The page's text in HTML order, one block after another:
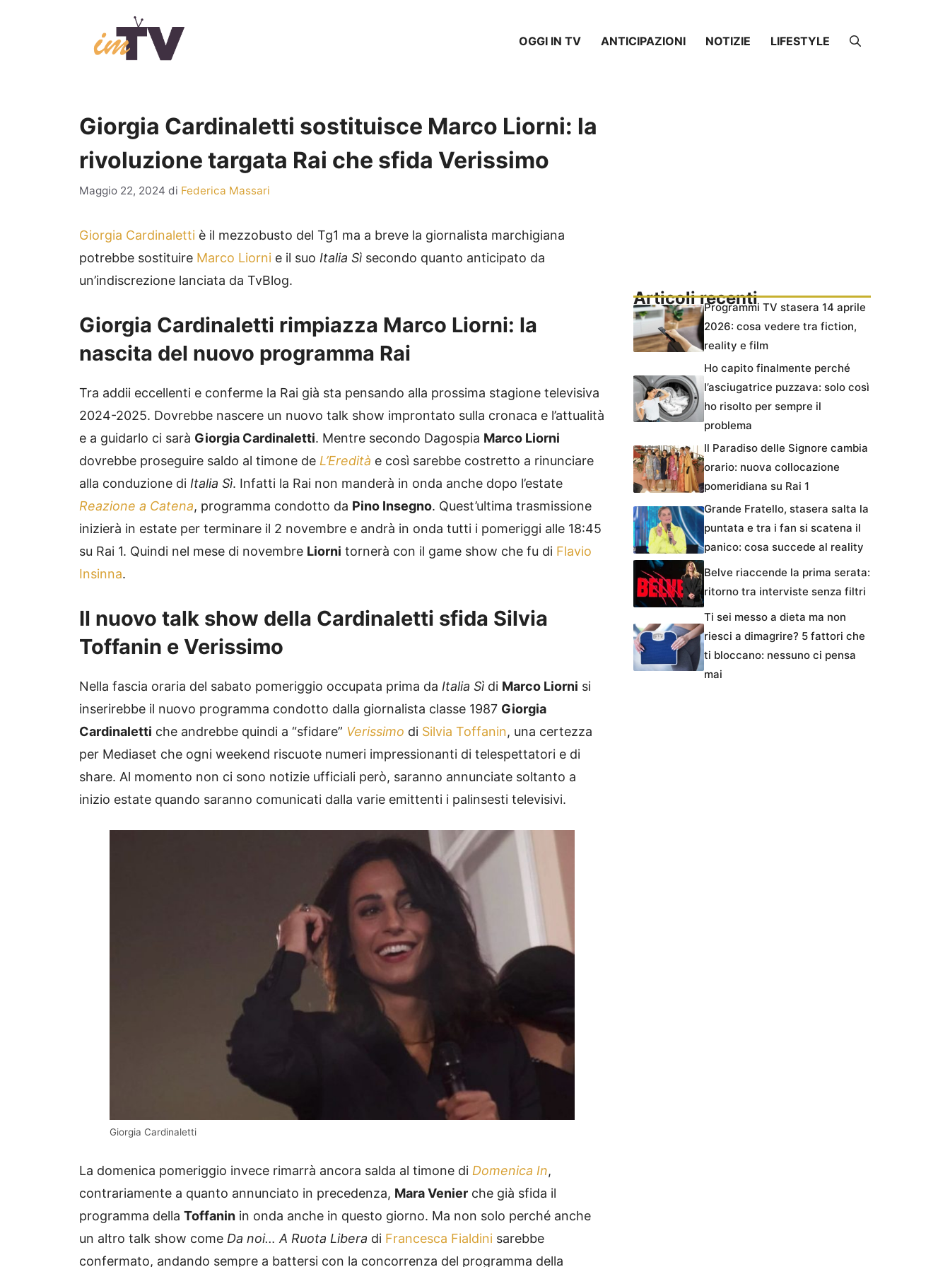
OGGI IN TV ANTICIPAZIONI NOTIZIE LIFESTYLE
Giorgia Cardinaletti sostituisce Marco Liorni: la
rivoluzione targata Rai che sfida Verissimo
Maggio 22, 2024 di Federica Massari
Giorgia Cardinaletti è il mezzobusto del Tg1 ma a breve la giornalista marchigiana
potrebbe sostituire Marco Liorni e il suo Italia Sì secondo quanto anticipato da
un’indiscrezione lanciata da TvBlog.
Giorgia Cardinaletti rimpiazza Marco Liorni: la
nascita del nuovo programma Rai
Tra addii eccellenti e conferme la Rai già sta pensando alla prossima stagione televisiva
2024-2025. Dovrebbe nascere un nuovo talk show improntato sulla cronaca e l’attualità
e a guidarlo ci sarà Giorgia Cardinaletti. Mentre secondo Dagospia Marco Liorni
dovrebbe proseguire saldo al timone de L’Eredità e così sarebbe costretto a rinunciare
alla conduzione di Italia Sì. Infatti la Rai non manderà in onda anche dopo l’estate
Reazione a Catena, programma condotto da Pino Insegno. Quest’ultima trasmissione
inizierà in estate per terminare il 2 novembre e andrà in onda tutti i pomeriggi alle 18:45
su Rai 1. Quindi nel mese di novembre Liorni tornerà con il game show che fu di Flavio
Insinna.
Il nuovo talk show della Cardinaletti sfida Silvia
Toffanin e Verissimo
Nella fascia oraria del sabato pomeriggio occupata prima da Italia Sì di Marco Liorni si
inserirebbe il nuovo programma condotto dalla giornalista classe 1987 Giorgia
Cardinaletti che andrebbe quindi a “sfidare” Verissimo di Silvia Toffanin, una certezza
per Mediaset che ogni weekend riscuote numeri impressionanti di telespettatori e di
share. Al momento non ci sono notizie ufficiali però, saranno annunciate soltanto a
inizio estate quando saranno comunicati dalla varie emittenti i palinsesti televisivi.
Giorgia Cardinaletti
La domenica pomeriggio invece rimarrà ancora salda al timone di Domenica In,
contrariamente a quanto annunciato in precedenza, Mara Venier che già sfida il
programma della Toffanin in onda anche in questo giorno. Ma non solo perché anche
un altro talk show come Da noi… A Ruota Libera di Francesca Fialdini sarebbe
confermato, andando sempre a battersi con la concorrenza del programma della
Articoli recentiProgrammi TV stasera 14 aprile
2026: cosa vedere tra fiction,
reality e film
Ho capito finalmente perché
l’asciugatrice puzzava: solo così
ho risolto per sempre il
problema
Il Paradiso delle Signore cambia
orario: nuova collocazione
pomeridiana su Rai 1
Grande Fratello, stasera salta la
puntata e tra i fan si scatena il
panico: cosa succede al reality
Belve riaccende la prima serata:
ritorno tra interviste senza filtri
Ti sei messo a dieta ma non
riesci a dimagrire? 5 fattori che
ti bloccano: nessuno ci pensa
mai